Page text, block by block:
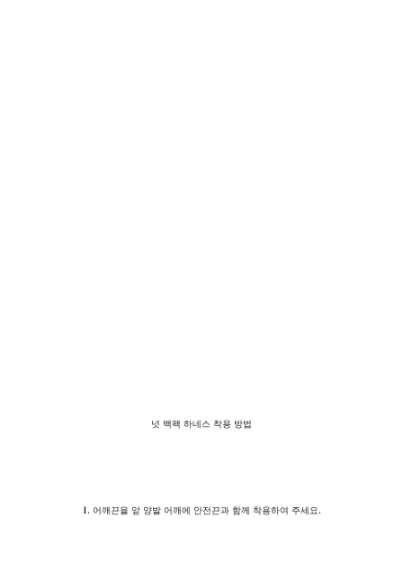
넛 백팩 하네스 착용 방법
1. 어깨끈을 앞 양발 어깨에 안전끈과 함께 착용하여 주세요.